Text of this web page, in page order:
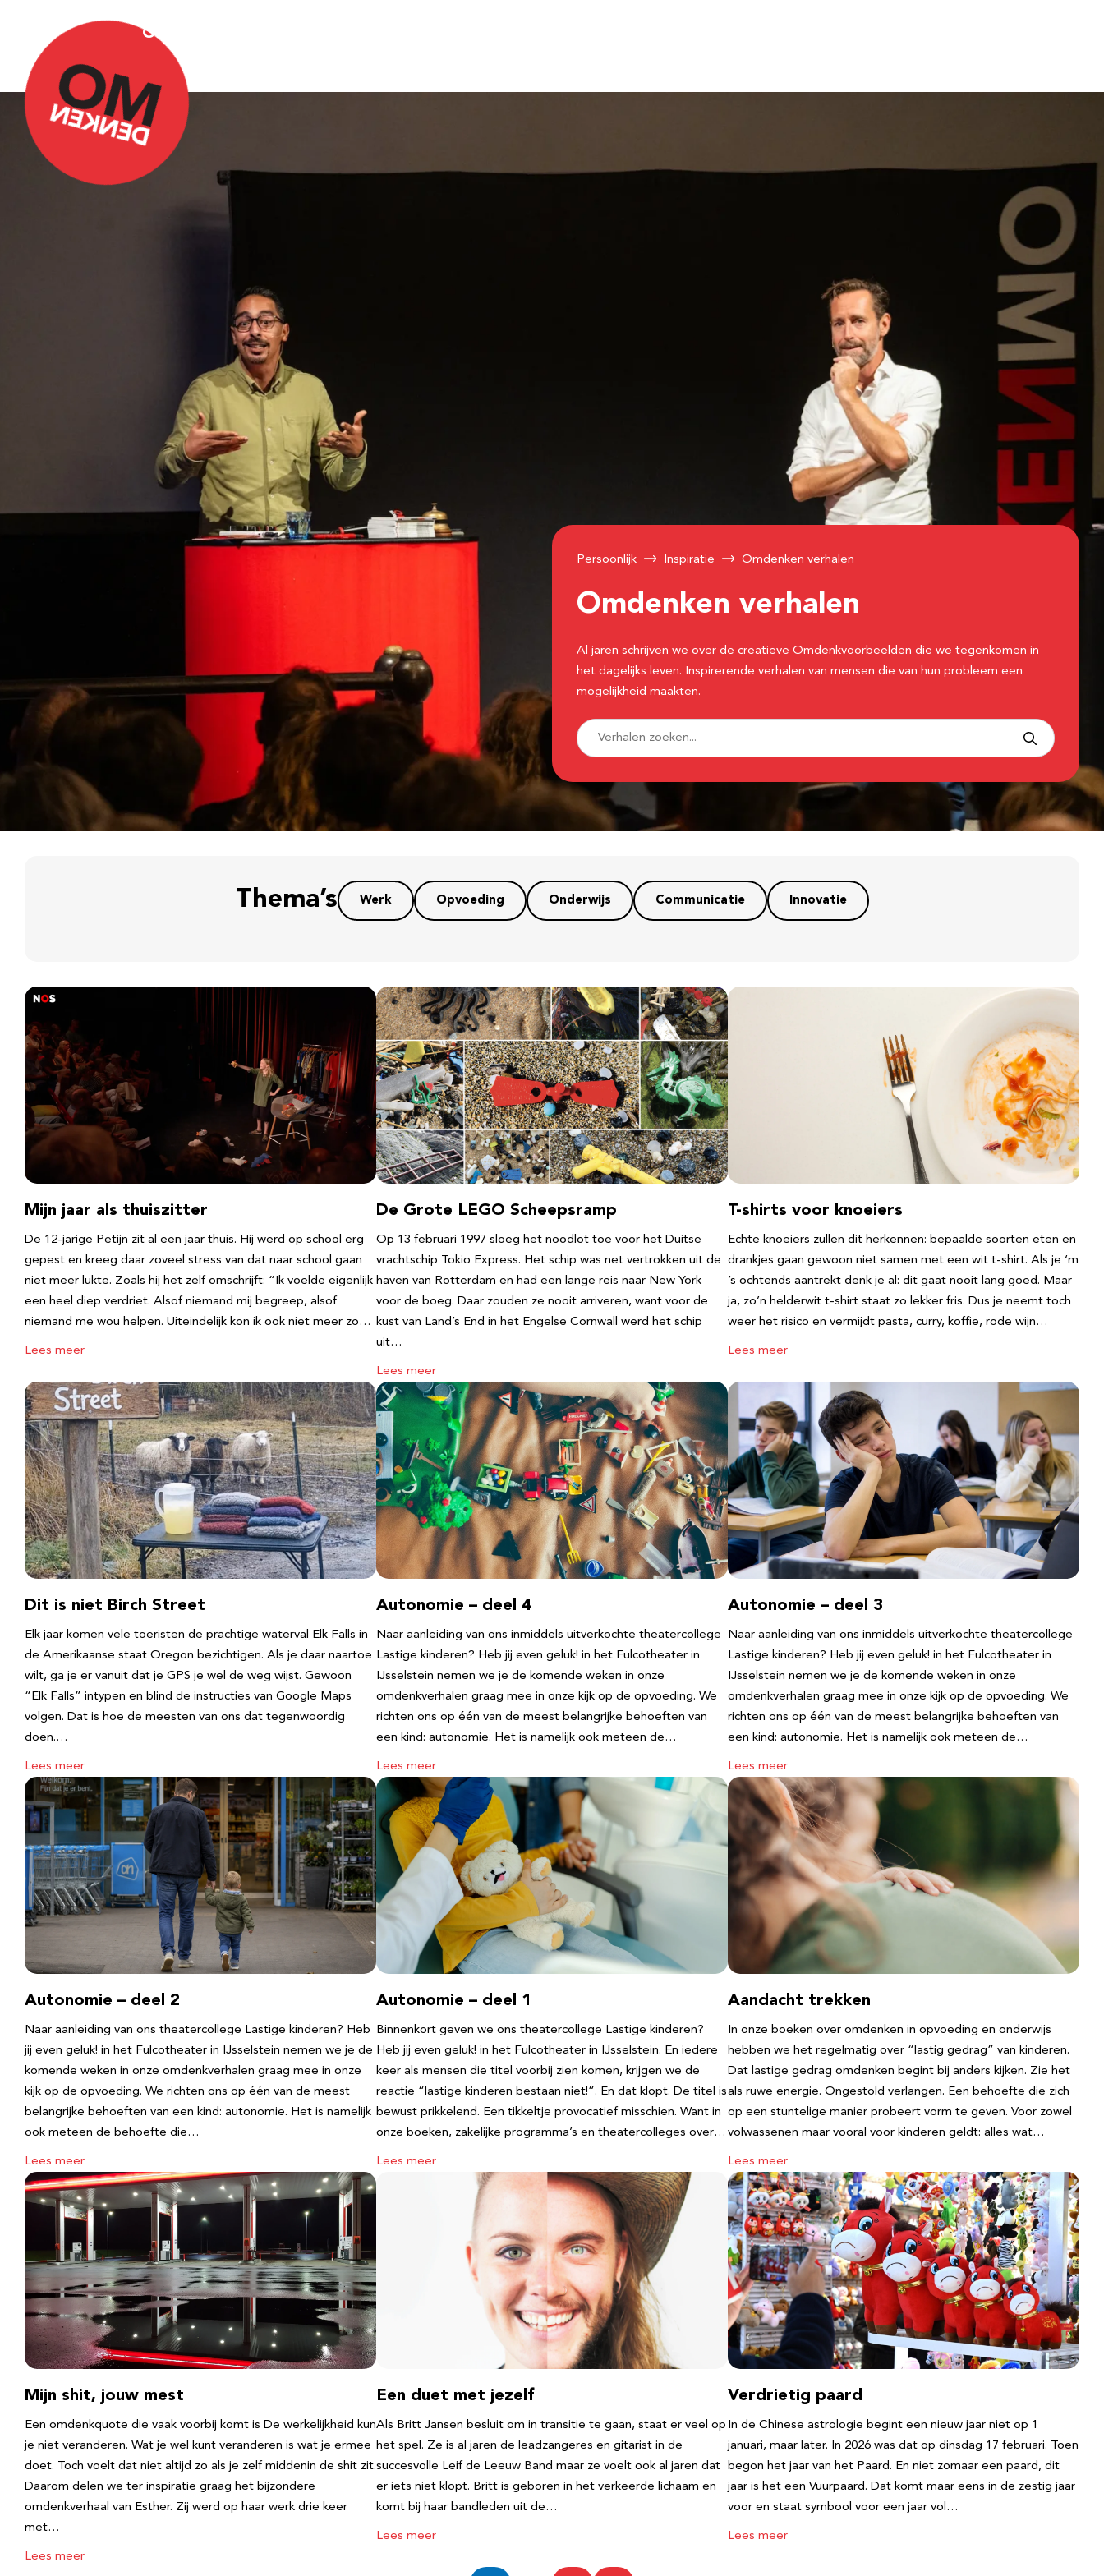
Over Omdenken
Persoonlijk Inspiratie Omdenken verhalen
Omdenken verhalen
Al jaren schrijven we over de creatieve Omdenkvoorbeelden die we tegenkomen in
het dagelijks leven. Inspirerende verhalen van mensen die van hun probleem een
mogelijkheid maakten.
Thema’s Werk Opvoeding Onderwijs Communicatie Innovatie
Mijn jaar als thuiszitter
De 12-jarige Petijn zit al een jaar thuis. Hij werd op school erg
gepest en kreeg daar zoveel stress van dat naar school gaan
niet meer lukte. Zoals hij het zelf omschrijft: “Ik voelde eigenlijk
een heel diep verdriet. Alsof niemand mij begreep, alsof
niemand me wou helpen. Uiteindelijk kon ik ook niet meer zo…
Lees meer
De Grote LEGO Scheepsramp
Op 13 februari 1997 sloeg het noodlot toe voor het Duitse
vrachtschip Tokio Express. Het schip was net vertrokken uit de
haven van Rotterdam en had een lange reis naar New York
voor de boeg. Daar zouden ze nooit arriveren, want voor de
kust van Land’s End in het Engelse Cornwall werd het schip
uit…
Lees meer
T-shirts voor knoeiers
Echte knoeiers zullen dit herkennen: bepaalde soorten eten en
drankjes gaan gewoon niet samen met een wit t-shirt. Als je ‘m
’s ochtends aantrekt denk je al: dit gaat nooit lang goed. Maar
ja, zo’n helderwit t-shirt staat zo lekker fris. Dus je neemt toch
weer het risico en vermijdt pasta, curry, koffie, rode wijn…
Lees meer
Dit is niet Birch Street
Elk jaar komen vele toeristen de prachtige waterval Elk Falls in
de Amerikaanse staat Oregon bezichtigen. Als je daar naartoe
wilt, ga je er vanuit dat je GPS je wel de weg wijst. Gewoon
“Elk Falls” intypen en blind de instructies van Google Maps
volgen. Dat is hoe de meesten van ons dat tegenwoordig
doen.…
Lees meer
Autonomie – deel 4
Naar aanleiding van ons inmiddels uitverkochte theatercollege
Lastige kinderen? Heb jij even geluk! in het Fulcotheater in
IJsselstein nemen we je de komende weken in onze
omdenkverhalen graag mee in onze kijk op de opvoeding. We
richten ons op één van de meest belangrijke behoeften van
een kind: autonomie. Het is namelijk ook meteen de…
Lees meer
Autonomie – deel 3
Naar aanleiding van ons inmiddels uitverkochte theatercollege
Lastige kinderen? Heb jij even geluk! in het Fulcotheater in
IJsselstein nemen we je de komende weken in onze
omdenkverhalen graag mee in onze kijk op de opvoeding. We
richten ons op één van de meest belangrijke behoeften van
een kind: autonomie. Het is namelijk ook meteen de…
Lees meer
Autonomie – deel 2
Naar aanleiding van ons theatercollege Lastige kinderen? Heb
jij even geluk! in het Fulcotheater in IJsselstein nemen we je de
komende weken in onze omdenkverhalen graag mee in onze
kijk op de opvoeding. We richten ons op één van de meest
belangrijke behoeften van een kind: autonomie. Het is namelijk
ook meteen de behoefte die…
Lees meer
Autonomie – deel 1
Binnenkort geven we ons theatercollege Lastige kinderen?
Heb jij even geluk! in het Fulcotheater in IJsselstein. En iedere
keer als mensen die titel voorbij zien komen, krijgen we de
reactie “lastige kinderen bestaan niet!”. En dat klopt. De titel is
bewust prikkelend. Een tikkeltje provocatief misschien. Want in
onze boeken, zakelijke programma’s en theatercolleges over…
Lees meer
Aandacht trekken
In onze boeken over omdenken in opvoeding en onderwijs
hebben we het regelmatig over “lastig gedrag” van kinderen.
Dat lastige gedrag omdenken begint bij anders kijken. Zie het
als ruwe energie. Ongestold verlangen. Een behoefte die zich
op een stuntelige manier probeert vorm te geven. Voor zowel
volwassenen maar vooral voor kinderen geldt: alles wat…
Lees meer
Mijn shit, jouw mest
Een omdenkquote die vaak voorbij komt is De werkelijkheid kun
je niet veranderen. Wat je wel kunt veranderen is wat je ermee
doet. Toch voelt dat niet altijd zo als je zelf middenin de shit zit.
Daarom delen we ter inspiratie graag het bijzondere
omdenkverhaal van Esther. Zij werd op haar werk drie keer
met…
Lees meer
Een duet met jezelf
Als Britt Jansen besluit om in transitie te gaan, staat er veel op
het spel. Ze is al jaren de leadzangeres en gitarist in de
succesvolle Leif de Leeuw Band maar ze voelt ook al jaren dat
er iets niet klopt. Britt is geboren in het verkeerde lichaam en
komt bij haar bandleden uit de…
Lees meer
Verdrietig paard
In de Chinese astrologie begint een nieuw jaar niet op 1
januari, maar later. In 2026 was dat op dinsdag 17 februari. Toen
begon het jaar van het Paard. En niet zomaar een paard, dit
jaar is het een Vuurpaard. Dat komt maar eens in de zestig jaar
voor en staat symbool voor een jaar vol…
Lees meer